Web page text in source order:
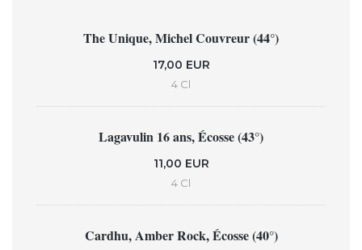
The Unique, Michel Couvreur (44°)
17,00 EUR
4 Cl
Lagavulin 16 ans, Écosse (43°)
11,00 EUR
4 Cl
Cardhu, Amber Rock, Écosse (40°)